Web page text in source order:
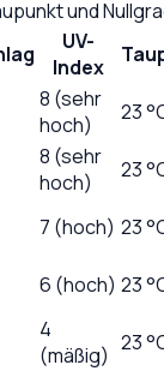
und
UV-
Index
8 (sehr
hoch)
23
8 (sehr
hoch)
23
7 (hoch) 23
6 (hoch) 23
4
(mäßig) 23